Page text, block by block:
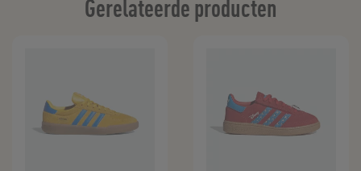
Gerelateerde producten